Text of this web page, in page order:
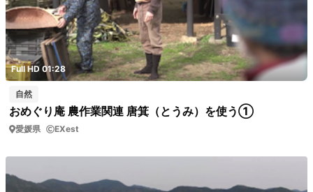
Full HD 01:28
自然
おめぐり庵 農作業関連 唐箕（とうみ）を使う①
愛媛県 EXest